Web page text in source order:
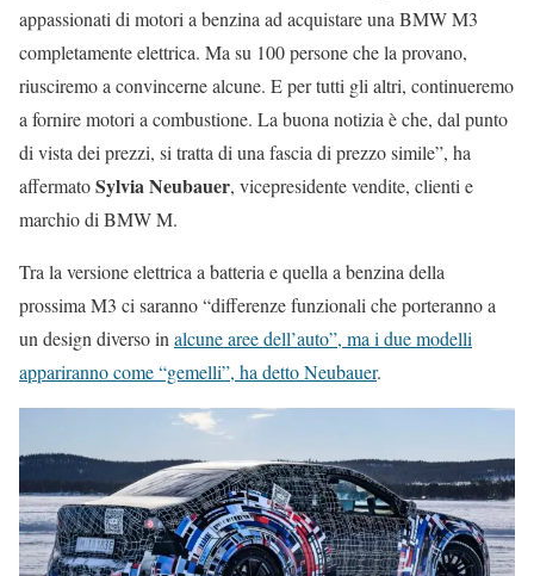
appassionati di motori a benzina ad acquistare una BMW M3
completamente elettrica. Ma su 100 persone che la provano,
riusciremo a convincerne alcune. E per tutti gli altri, continueremo
a fornire motori a combustione. La buona notizia è che, dal punto
di vista dei prezzi, si tratta di una fascia di prezzo simile”, ha
affermatoSylvia Neubauer, vicepresidente vendite, clienti e
marchio di BMW M.
Tra la versione elettrica a batteria e quella a benzina della
prossima M3 ci saranno “differenze funzionali che porteranno a
un design diverso inalcune aree dell’auto”, ma i due modelli
appariranno come “gemelli”, ha detto Neubauer.